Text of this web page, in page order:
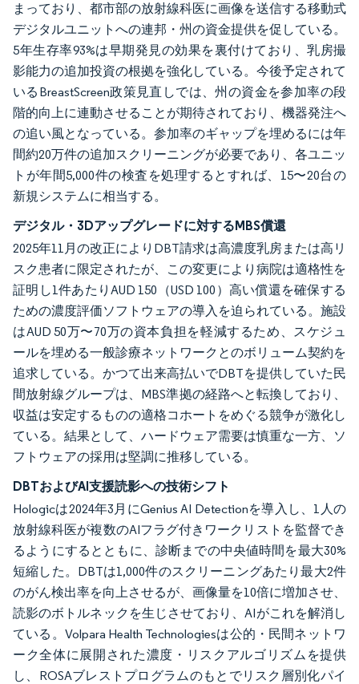
まっており、都市部の放射線科医に画像を送信する移動式
デジタルユニットへの連邦・州の資金提供を促している。
5年生存率93%は早期発見の効果を裏付けており、乳房撮
影能力の追加投資の根拠を強化している。今後予定されて
いるBreastScreen政策見直しでは、州の資金を参加率の段
階的向上に連動させることが期待されており、機器発注へ
の追い風となっている。参加率のギャップを埋めるには年
間約20万件の追加スクリーニングが必要であり、各ユニッ
トが年間5,000件の検査を処理するとすれば、15〜20台の
新規システムに相当する。
デジタル・3Dアップグレードに対するMBS償還
2025年11月の改正によりDBT請求は高濃度乳房または高リ
スク患者に限定されたが、この変更により病院は適格性を
証明し1件あたりAUD 150（USD 100）高い償還を確保する
ための濃度評価ソフトウェアの導入を迫られている。施設
はAUD 50万〜70万の資本負担を軽減するため、スケジュ
ールを埋める一般診療ネットワークとのボリューム契約を
追求している。かつて出来高払いでDBTを提供していた民
間放射線グループは、MBS準拠の経路へと転換しており、
収益は安定するものの適格コホートをめぐる競争が激化し
ている。結果として、ハードウェア需要は慎重な一方、ソ
フトウェアの採用は堅調に推移している。
DBTおよびAI支援読影への技術シフト
Hologicは2024年3月にGenius AI Detectionを導入し、1人の
放射線科医が複数のAIフラグ付きワークリストを監督でき
るようにするとともに、診断までの中央値時間を最大30%
短縮した。DBTは1,000件のスクリーニングあたり最大2件
のがん検出率を向上させるが、画像量を10倍に増加させ、
読影のボトルネックを生じさせており、AIがこれを解消し
ている。Volpara Health Technologiesは公的・民間ネットワ
ーク全体に展開された濃度・リスクアルゴリズムを提供
し、ROSAブレストプログラムのもとでリスク層別化パイ